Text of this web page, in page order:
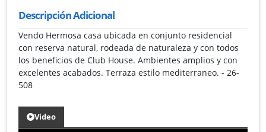
Descripción Adicional
Vendo Hermosa casa ubicada en conjunto residencial
con reserva natural, rodeada de naturaleza y con todos
los beneficios de Club House. Ambientes amplios y con
excelentes acabados. Terraza estilo mediterraneo. - 26-
508
Video